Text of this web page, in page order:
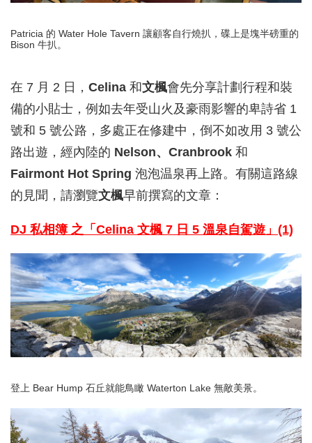
Patricia 的 Water Hole Tavern 讓顧客自行燒扒，碟上是塊半磅重的
Bison 牛扒。
在 7 月 2 日， Celina 和文楓會先分享計劃行程和裝
備的小貼士，例如去年受山火及豪雨影響的卑詩省 1
號和 5 號公路，多處正在修建中，倒不如改用 3 號公
路出遊，經內陸的 Nelson、Cranbrook 和
Fairmont Hot Spring 泡泡温泉再上路。有關這路線
的見聞，請瀏覽文楓早前撰寫的文章：
DJ 私相簿 之「Celina 文楓 7 日 5 溫泉自駕遊」(1)
登上 Bear Hump 石丘就能鳥瞰 Waterton Lake 無敵美㬌。